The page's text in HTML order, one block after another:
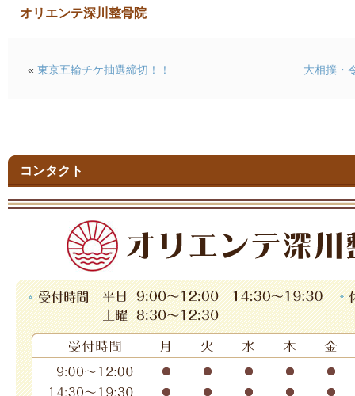
オリエンテ深川整骨院
大相撲・
« 東京五輪チケ抽選締切！！
コンタクト